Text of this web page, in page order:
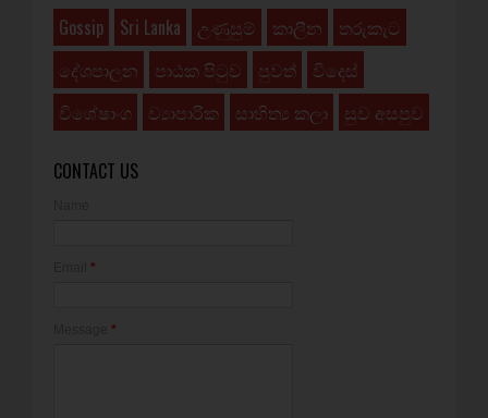
Gossip
Sri Lanka උණුසුම් කාලීන
තරුකැට
දේශපාලන
පාඨක පිටුව පුවත්
විදෙස්
විශේෂාංග
ව්‍යාපාරික සාහිත්‍ය කලා සුව අසපුව
CONTACT US
*
*